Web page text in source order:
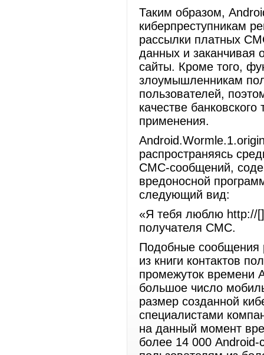
Таким образом,
киберпреступникам
рассылки платных
данных и заканчивая
сайты. Кроме того,
злоумышленникам
пользователей,
качестве
применения.
распространяясь
СМС-сообщений,
вредоносной
следующий вид:
«Я тебя люблю http://
получателя СМС.
Подобные
из книги контактов
промежуток времени
большое число
размер созданной
специалистами
на данный момент
более 14 000